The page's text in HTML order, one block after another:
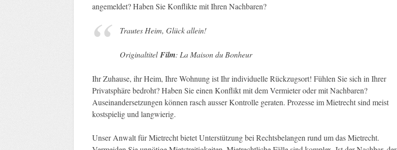
angemeldet? Haben Sie Konflikte mit Ihren Nachbaren?
Trautes Heim, Glück allein!
OriginaltitelFilm: La Maison du Bonheur
Ihr Zuhause, ihr Heim, Ihre Wohnung ist Ihr individuelle Rückzugsort! Fühlen Sie sich in Ihrer
Privatsphäre bedroht? Haben Sie einen Konflikt mit dem Vermieter oder mit Nachbaren?
Auseinandersetzungen können rasch ausser Kontrolle geraten. Prozesse im Mietrecht sind meist
kostspielig und langwierig.
Unser Anwalt für Mietrecht bietet Unterstützung bei Rechtsbelangen rund um das Mietrecht.